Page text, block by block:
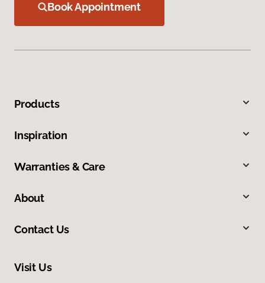
Book Appointment
Products
Inspiration
Warranties & Care
About
Contact Us
Visit Us